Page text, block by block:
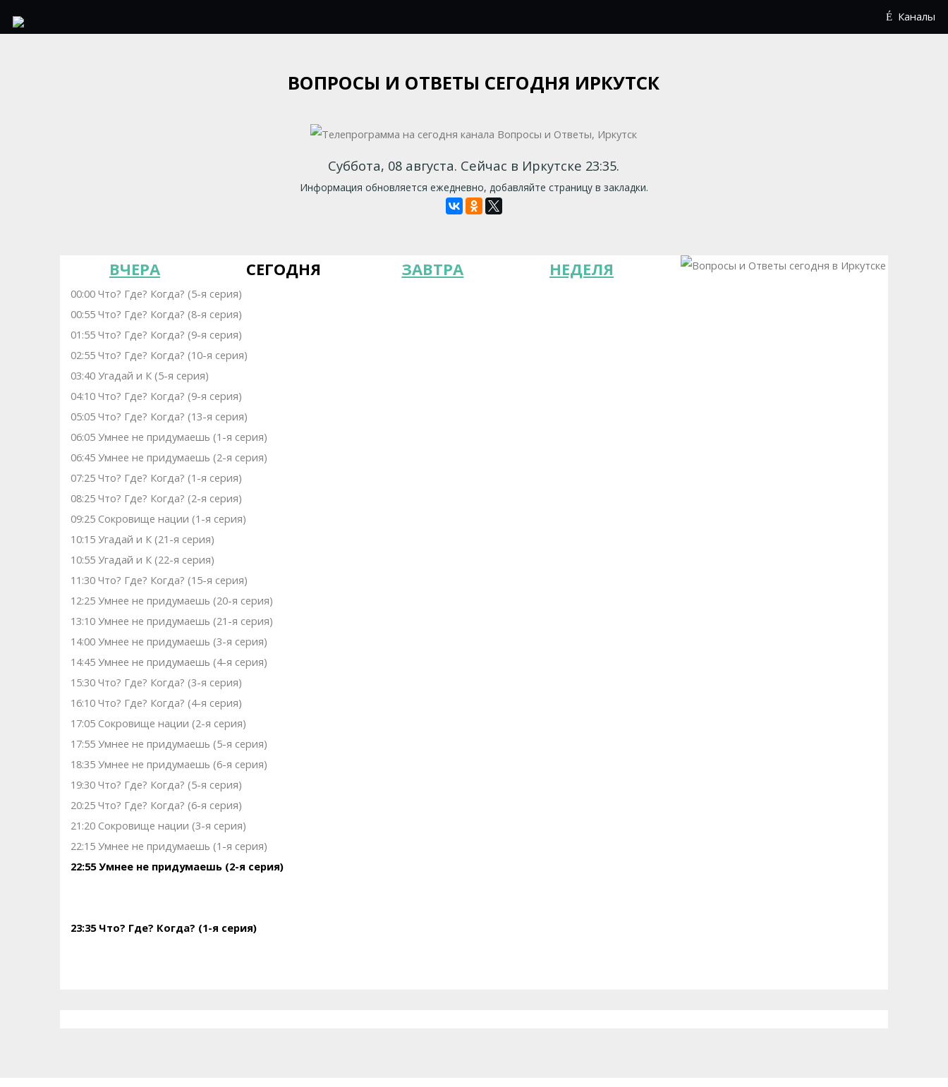
Каналы
ВОПРОСЫ И ОТВЕТЫ СЕГОДНЯ ИРКУТСК
Суббота, 08 августа. Сейчас в Иркутске 23:35.
Информация обновляется ежедневно, добавляйте страницу в закладки.
ВЧЕРА СЕГОДНЯ ЗАВТРА НЕДЕЛЯ
00:00 Что? Где? Когда? (5-я серия)
00:55 Что? Где? Когда? (8-я серия)
01:55 Что? Где? Когда? (9-я серия)
02:55 Что? Где? Когда? (10-я серия)
03:40 Угадай и К (5-я серия)
04:10 Что? Где? Когда? (9-я серия)
05:05 Что? Где? Когда? (13-я серия)
06:05 Умнее не придумаешь (1-я серия)
06:45 Умнее не придумаешь (2-я серия)
07:25 Что? Где? Когда? (1-я серия)
08:25 Что? Где? Когда? (2-я серия)
09:25 Сокровище нации (1-я серия)
10:15 Угадай и К (21-я серия)
10:55 Угадай и К (22-я серия)
11:30 Что? Где? Когда? (15-я серия)
12:25 Умнее не придумаешь (20-я серия)
13:10 Умнее не придумаешь (21-я серия)
14:00 Умнее не придумаешь (3-я серия)
14:45 Умнее не придумаешь (4-я серия)
15:30 Что? Где? Когда? (3-я серия)
16:10 Что? Где? Когда? (4-я серия)
17:05 Сокровище нации (2-я серия)
17:55 Умнее не придумаешь (5-я серия)
18:35 Умнее не придумаешь (6-я серия)
19:30 Что? Где? Когда? (5-я серия)
20:25 Что? Где? Когда? (6-я серия)
21:20 Сокровище нации (3-я серия)
22:15 Умнее не придумаешь (1-я серия)
22:55 Умнее не придумаешь (2-я серия)
23:35 Что? Где? Когда? (1-я серия)